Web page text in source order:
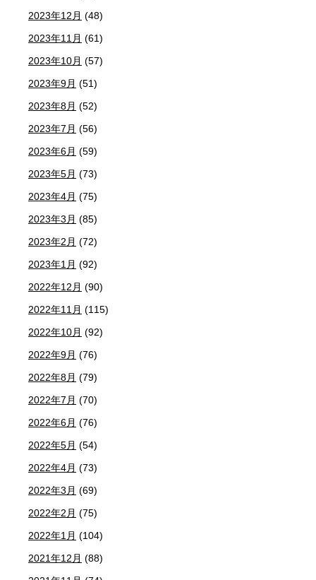
2023年12月 (48)
2023年11月 (61)
2023年10月 (57)
2023年9月 (51)
2023年8月 (52)
2023年7月 (56)
2023年6月 (59)
2023年5月 (73)
2023年4月 (75)
2023年3月 (85)
2023年2月 (72)
2023年1月 (92)
2022年12月 (90)
2022年11月 (115)
2022年10月 (92)
2022年9月 (76)
2022年8月 (79)
2022年7月 (70)
2022年6月 (76)
2022年5月 (54)
2022年4月 (73)
2022年3月 (69)
2022年2月 (75)
2022年1月 (104)
2021年12月 (88)